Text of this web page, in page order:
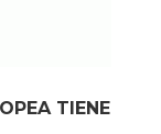
TIENE